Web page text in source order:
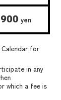
900yen
for
in any
which a fee is